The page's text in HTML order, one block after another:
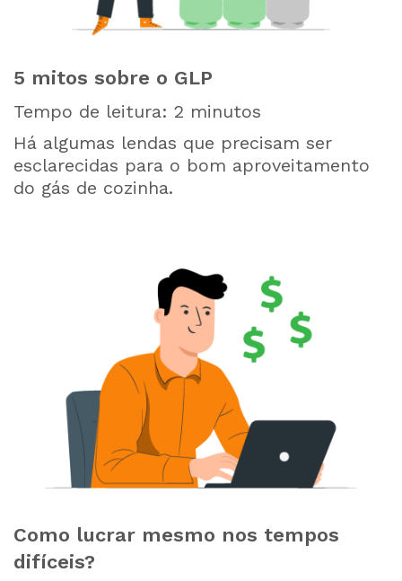
5 mitos sobre o GLP
Tempo de leitura: 2 minutos
Há algumas lendas que precisam ser
esclarecidas para o bom aproveitamento
do gás de cozinha.
Como lucrar mesmo nos tempos
difíceis?